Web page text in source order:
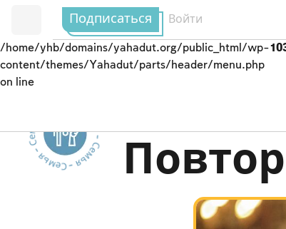
Подписаться Войти
/home/yhb/domains/yahadut.org/public_html/wp-
content/themes/Yahadut/parts/header/menu.php
on line
Семья - Семья - Семья - Семья - Семья --